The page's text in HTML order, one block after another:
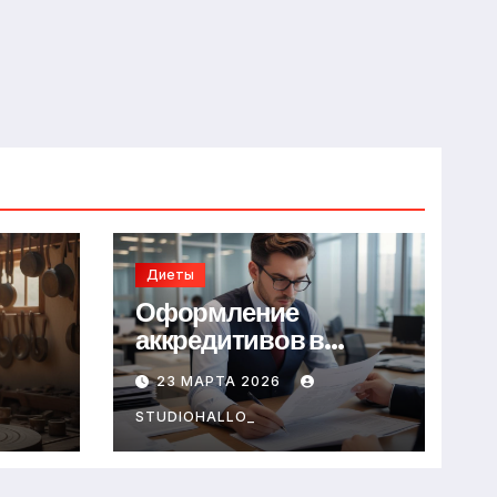
Диеты
Оформление
аккредитивов в
международной
торговле
23 МАРТА 2026
STUDIOHALLO_